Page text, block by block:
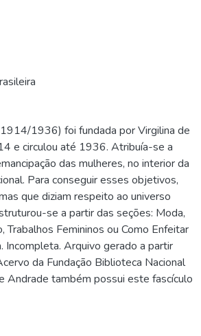
1936) foi fundada por Virgilina de
e circulou até 1936. Atribuía-se a
das mulheres, no interior da
Para conseguir esses objetivos,
que diziam respeito ao universo
se a partir das seções: Moda,
Trabalhos Femininos ou Como Enfeitar
Incompleta. Arquivo gerado a partir
da Fundação Biblioteca Nacional
Andrade também possui este fascículo